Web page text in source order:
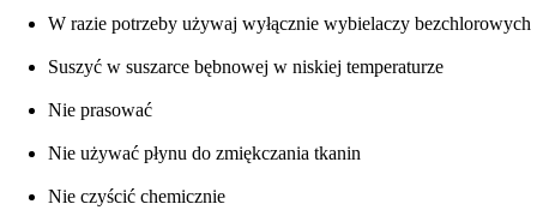
W razie potrzeby używaj wyłącznie wybielaczy bezchlorowych
Suszyć w suszarce bębnowej w niskiej temperaturze
Nie prasować
Nie używać płynu do zmiękczania tkanin
Nie czyścić chemicznie